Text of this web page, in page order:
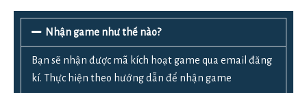
Nhận game như thế nào?
Bạn sẽ nhận được mã kích hoạt game qua email đăng
kí. Thực hiện theo hướng dẫn để nhận game